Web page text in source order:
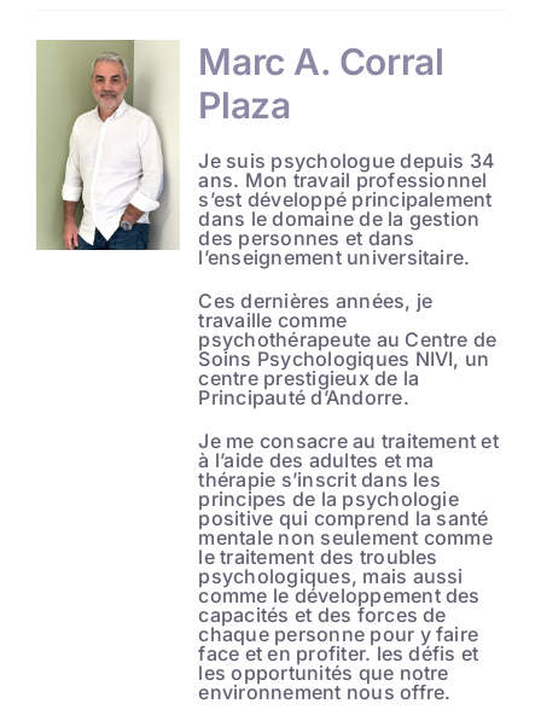
Marc A. Corral
Plaza
Je suis psychologue depuis 34
ans. Mon travail professionnel
s’est développé principalement
dans le domaine de la gestion
des personnes et dans
l’enseignement universitaire.
Ces dernières années, je
travaille comme
psychothérapeute au Centre de
Soins Psychologiques NIVI, un
centre prestigieux de la
Principauté d’Andorre.
Je me consacre au traitement et
à l’aide des adultes et ma
thérapie s’inscrit dans les
principes de la psychologie
positive qui comprend la santé
mentale non seulement comme
le traitement des troubles
psychologiques, mais aussi
comme le développement des
capacités et des forces de
chaque personne pour y faire
face et en profiter. les défis et
les opportunités que notre
environnement nous offre.